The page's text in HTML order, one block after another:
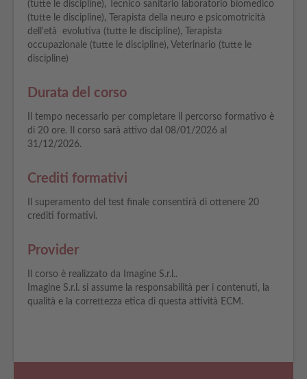
(tutte le discipline), Tecnico sanitario laboratorio biomedico
(tutte le discipline), Terapista della neuro e psicomotricità
dell'età evolutiva (tutte le discipline), Terapista
occupazionale (tutte le discipline), Veterinario (tutte le
discipline)
Durata del corso
Il tempo necessario per completare il percorso formativo è
di 20 ore. Il corso sarà attivo dal 08/01/2026 al
31/12/2026.
Crediti formativi
Il superamento del test finale consentirà di ottenere 20
crediti formativi.
Provider
Il corso è realizzato da Imagine S.r.l..
Imagine S.r.l. si assume la responsabilità per i contenuti, la
qualità e la correttezza etica di questa attività ECM.